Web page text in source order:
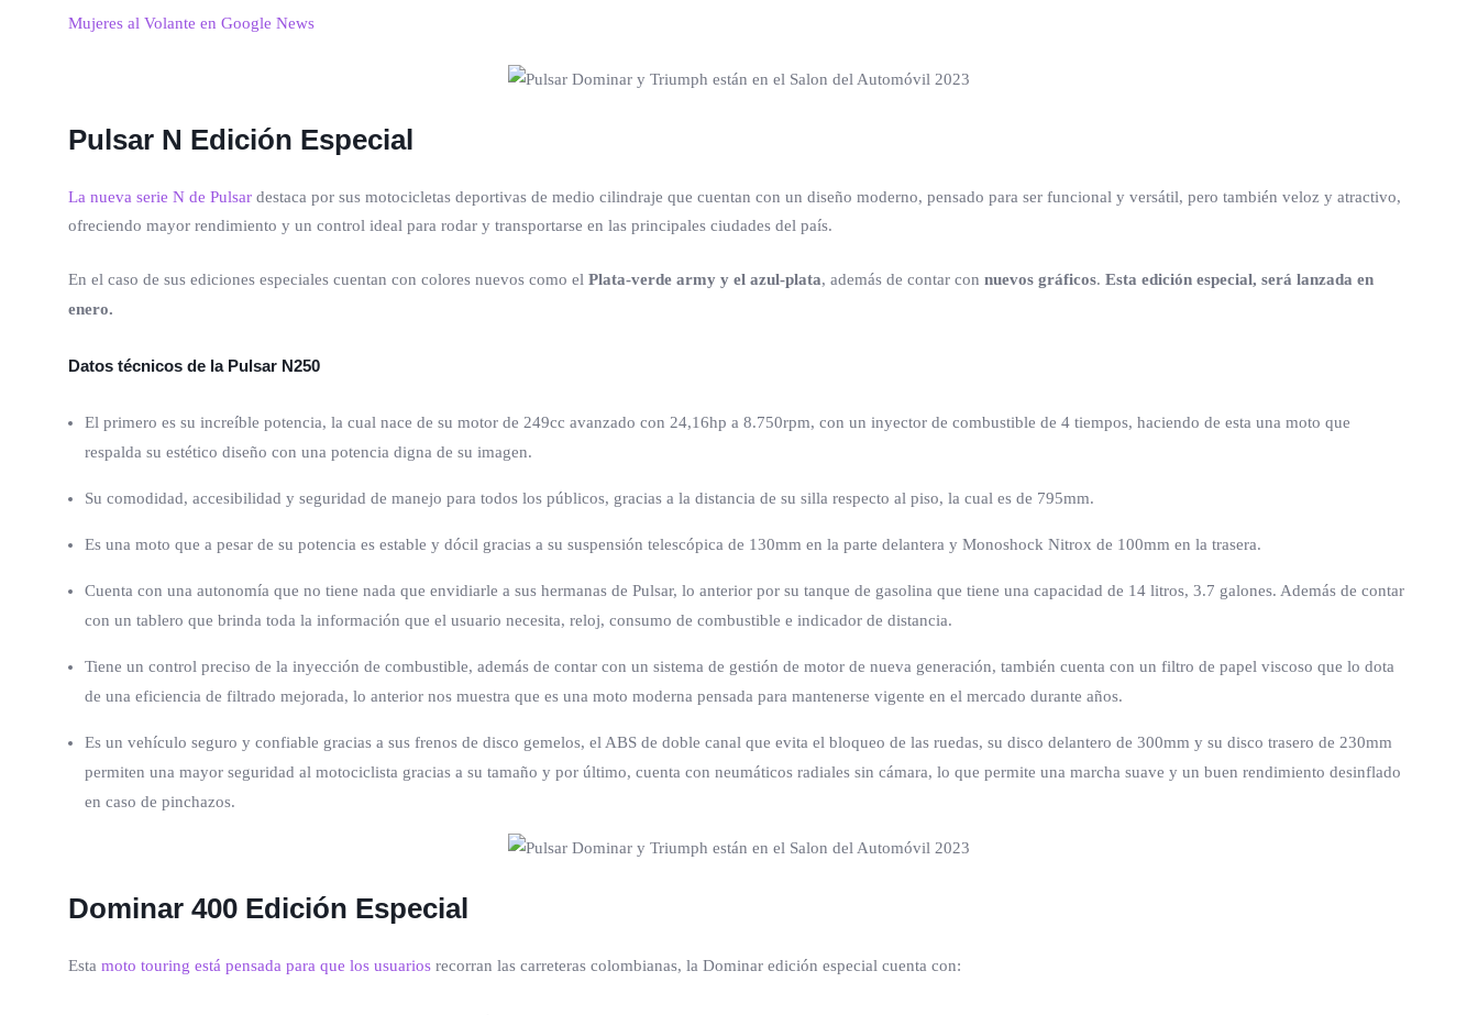
Mujeres al Volante en Google News
Pulsar N Edición Especial
La nueva serie N de Pulsar destaca por sus motocicletas deportivas de medio cilindraje que cuentan con un diseño moderno, pensado para ser funcional y versátil, pero también veloz y atractivo,
ofreciendo mayor rendimiento y un control ideal para rodar y transportarse en las principales ciudades del país.
En el caso de sus ediciones especiales cuentan con colores nuevos como el Plata-verde army y el azul-plata, además de contar con nuevos gráficos. Esta edición especial, será lanzada en
enero.
Datos técnicos de la Pulsar N250
El primero es su increíble potencia, la cual nace de su motor de 249cc avanzado con 24,16hp a 8.750rpm, con un inyector de combustible de 4 tiempos, haciendo de esta una moto que
respalda su estético diseño con una potencia digna de su imagen.
Su comodidad, accesibilidad y seguridad de manejo para todos los públicos, gracias a la distancia de su silla respecto al piso, la cual es de 795mm.
Es una moto que a pesar de su potencia es estable y dócil gracias a su suspensión telescópica de 130mm en la parte delantera y Monoshock Nitrox de 100mm en la trasera.
Cuenta con una autonomía que no tiene nada que envidiarle a sus hermanas de Pulsar, lo anterior por su tanque de gasolina que tiene una capacidad de 14 litros, 3.7 galones. Además de contar
con un tablero que brinda toda la información que el usuario necesita, reloj, consumo de combustible e indicador de distancia.
Tiene un control preciso de la inyección de combustible, además de contar con un sistema de gestión de motor de nueva generación, también cuenta con un filtro de papel viscoso que lo dota
de una eficiencia de filtrado mejorada, lo anterior nos muestra que es una moto moderna pensada para mantenerse vigente en el mercado durante años.
Es un vehículo seguro y confiable gracias a sus frenos de disco gemelos, el ABS de doble canal que evita el bloqueo de las ruedas, su disco delantero de 300mm y su disco trasero de 230mm
permiten una mayor seguridad al motociclista gracias a su tamaño y por último, cuenta con neumáticos radiales sin cámara, lo que permite una marcha suave y un buen rendimiento desinflado
en caso de pinchazos.
Dominar 400 Edición Especial
Esta moto touring está pensada para que los usuarios recorran las carreteras colombianas, la Dominar edición especial cuenta con: